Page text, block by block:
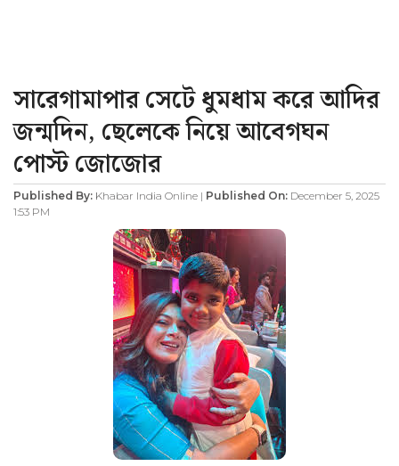
সারেগামাপার সেটে ধুমধাম করে আদির
জন্মদিন, ছেলেকে নিয়ে আবেগঘন
পোস্ট জোজোর
Published By: Khabar India Online | Published On: December 5, 2025
1:53 PM